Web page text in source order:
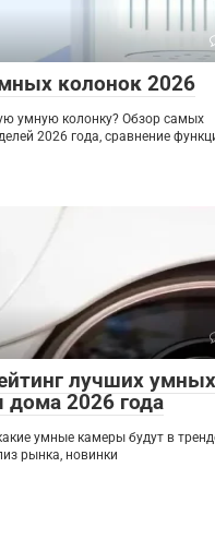
колонок 2026
умную колонку? Обзор самых
2026 года, сравнение
лучших умных
дома 2026 года
умные камеры будут в
рынка, новинки